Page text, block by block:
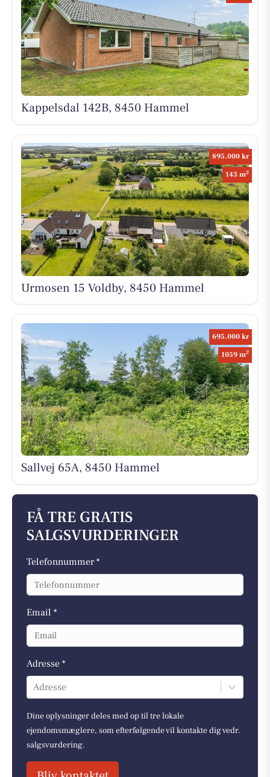
Kappelsdal 142B, 8450 Hammel
895.000 kr
143 m2
Urmosen 15 Voldby, 8450 Hammel
695.000 kr
1059 m2
Sallvej 65A, 8450 Hammel
FÅ TRE GRATIS
SALGSVURDERINGER
Telefonnummer *
Email *
Adresse *
Adresse
Dine oplysninger deles med op til tre lokale
ejendomsmæglere, som efterfølgende vil kontakte dig vedr.
salgsvurdering.